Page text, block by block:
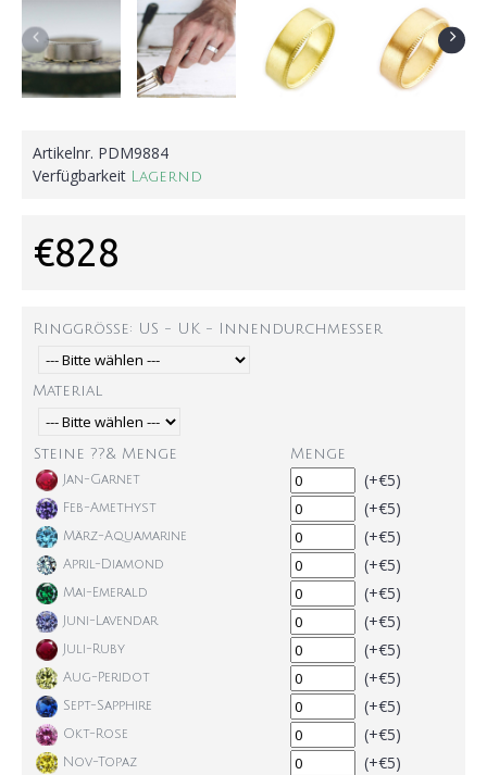
Artikelnr. PDM9884
Verfügbarkeit Lagernd
€828
Ringgröße: US - UK - Innendurchmesser
Material
Steine ??& Menge Menge
Jan-Garnet (+€5)
Feb-Amethyst (+€5)
März-Aquamarine (+€5)
April-Diamond (+€5)
Mai-Emerald (+€5)
Juni-Lavendar (+€5)
Juli-Ruby (+€5)
Aug-Peridot (+€5)
Sept-Sapphire (+€5)
Okt-Rose (+€5)
Nov-Topaz (+€5)